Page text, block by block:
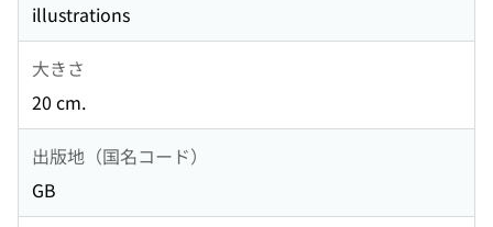
illustrations
大きさ
20 cm.
出版地（国名コード）
GB